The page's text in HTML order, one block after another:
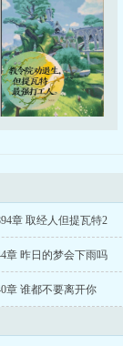
章 取经人但提瓦特2
章 昨日的梦会下雨吗
章 谁都不要离开你